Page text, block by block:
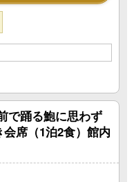
で踊る鮑に思わず
席（1泊2食）館内